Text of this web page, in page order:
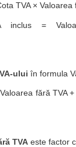
TVA × Valoarea
inclus =
ului în formula
fără TVA
TVA este factor